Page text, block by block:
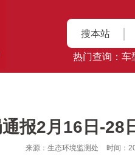
搜本站
热门查询： 车
报2月16日-28
来源：生态环境监测处 时间：